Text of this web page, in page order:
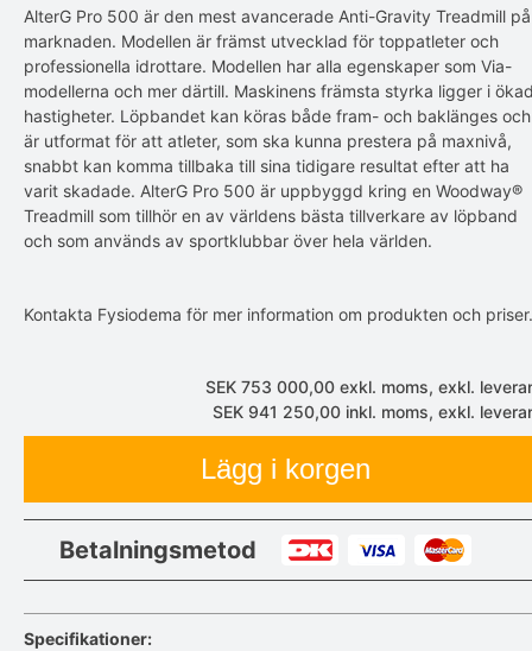
AlterG Pro 500 är den mest avancerade Anti-Gravity Treadmill på
marknaden. Modellen är främst utvecklad för toppatleter och
professionella idrottare. Modellen har alla egenskaper som Via-
modellerna och mer därtill. Maskinens främsta styrka ligger i
hastigheter. Löpbandet kan köras både fram- och baklänges och
är utformat för att atleter, som ska kunna prestera på maxnivå,
snabbt kan komma tillbaka till sina tidigare resultat efter att ha
varit skadade. AlterG Pro 500 är uppbyggd kring en Woodway®
Treadmill som tillhör en av världens bästa tillverkare av löpband
och som används av sportklubbar över hela världen.
Kontakta Fysiodema för mer information om produkten och
SEK 753 000,00 exkl. moms, exkl.
SEK 941 250,00 inkl. moms, exkl.
Lägg i korgen
Betalningsmetod
Specifikationer: